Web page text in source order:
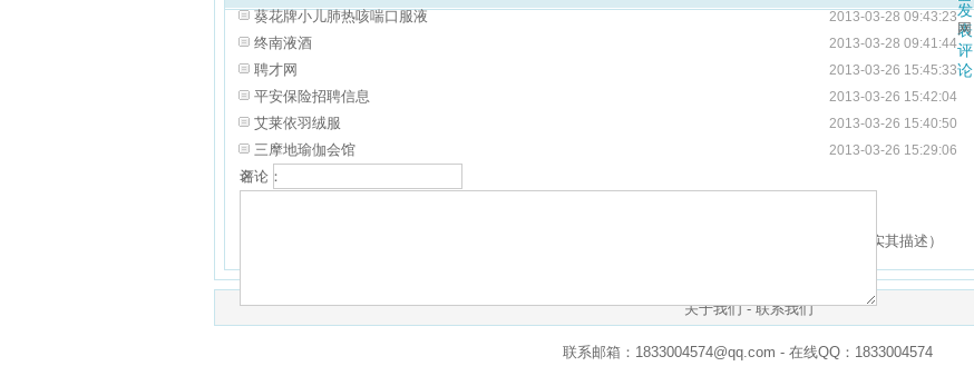
葵花牌小儿肺热咳喘口服液 2013-03-28 09:43:23
终南液酒 2013-03-28 09:41:44
聘才网 2013-03-26 15:45:33
平安保险招聘信息 2013-03-26 15:42:04
艾莱依羽绒服 2013-03-26 15:40:50
三摩地瑜伽会馆 2013-03-26 15:29:06
发
表
评
论
网
名：
评论：
（网友评论仅供表达个人看法，并不表明本站同意其观点或证实其描述）
关于我们-联系我们
联系邮箱：1833004574@qq.com - 在线QQ：1833004574